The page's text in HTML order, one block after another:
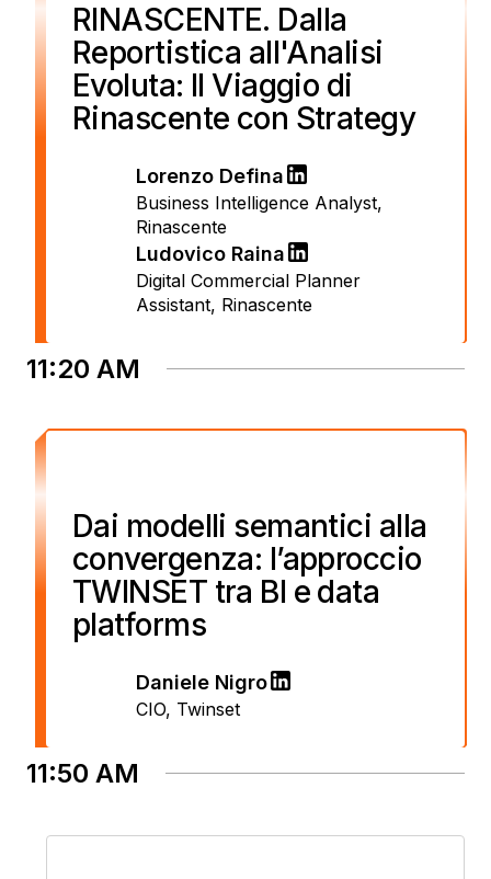
RINASCENTE. Dalla
Reportistica all'Analisi
Evoluta: Il Viaggio di
Rinascente con Strategy
Lorenzo Defina
Business Intelligence Analyst,
Rinascente
Ludovico Raina
Digital Commercial Planner
Assistant, Rinascente
11:20 AM
Dai modelli semantici alla
convergenza: l’approccio
TWINSET tra BI e data
platforms
Daniele Nigro
CIO, Twinset
11:50 AM